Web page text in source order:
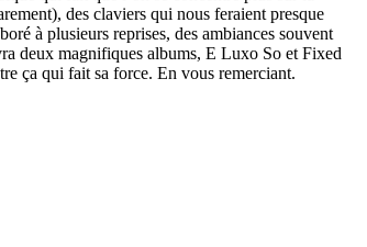
des claviers qui nous feraient presque
à plusieurs reprises, des ambiances souvent
deux magnifiques albums, E Luxo So et Fixed
ça qui fait sa force. En vous remerciant.